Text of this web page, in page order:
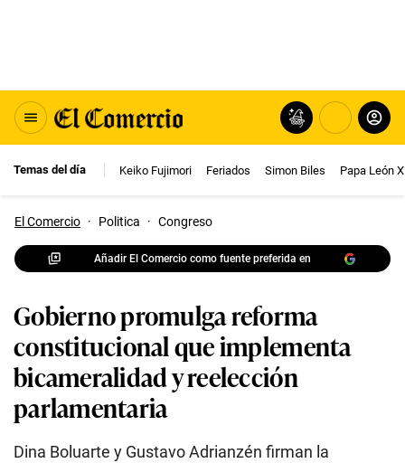
Temas del día Keiko Fujimori Feriados Simon Biles Papa León
El Comercio · Politica · Congreso
Añadir El Comercio como fuente preferida en
Gobierno promulga reforma
constitucional que implementa
bicameralidad y reelección
parlamentaria
Dina Boluarte y Gustavo Adrianzén firman la